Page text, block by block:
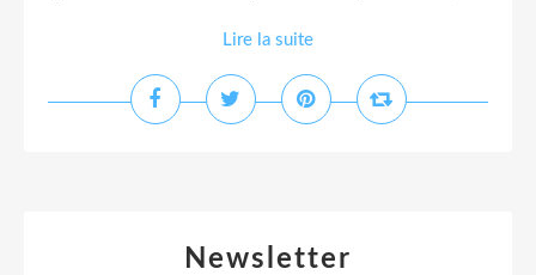
Lire la suite
Newsletter